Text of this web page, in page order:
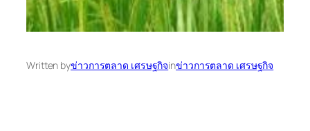
Written byข่าวการตลาด เศรษฐกิจinข่าวการตลาด เศรษฐกิจ